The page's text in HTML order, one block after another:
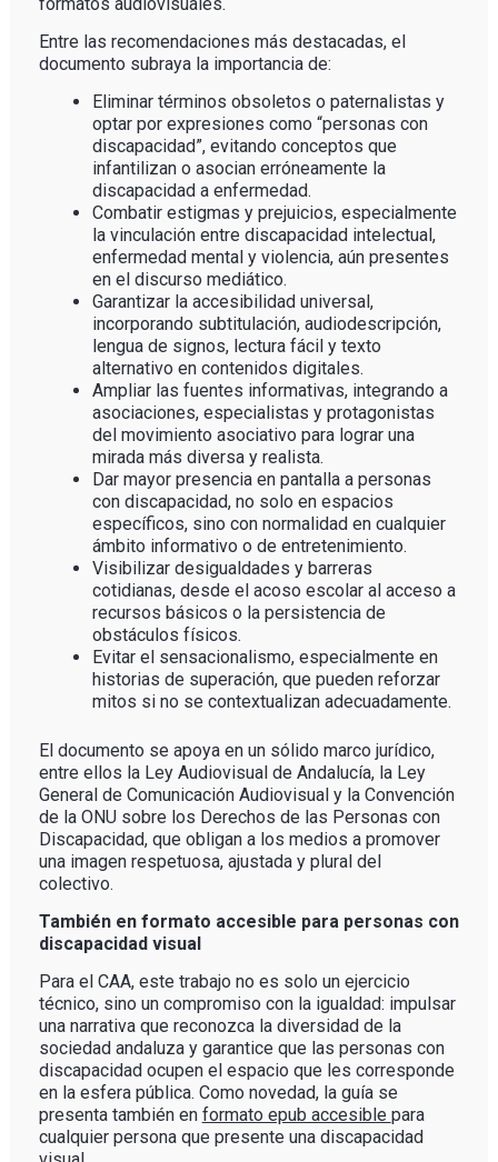
Entre las recomendaciones más destacadas, el
documento subraya la importancia de:
Eliminar términos obsoletos o paternalistas y
optar por expresiones como “personas con
discapacidad”, evitando conceptos que
infantilizan o asocian erróneamente la
discapacidad a enfermedad.
Combatir estigmas y prejuicios, especialmente
la vinculación entre discapacidad intelectual,
enfermedad mental y violencia, aún presentes
en el discurso mediático.
Garantizar la accesibilidad universal,
incorporando subtitulación, audiodescripción,
lengua de signos, lectura fácil y texto
alternativo en contenidos digitales.
Ampliar las fuentes informativas, integrando a
asociaciones, especialistas y protagonistas
del movimiento asociativo para lograr una
mirada más diversa y realista.
Dar mayor presencia en pantalla a personas
con discapacidad, no solo en espacios
específicos, sino con normalidad en cualquier
ámbito informativo o de entretenimiento.
Visibilizar desigualdades y barreras
cotidianas, desde el acoso escolar al acceso a
recursos básicos o la persistencia de
obstáculos físicos.
Evitar el sensacionalismo, especialmente en
historias de superación, que pueden reforzar
mitos si no se contextualizan adecuadamente.
El documento se apoya en un sólido marco jurídico,
entre ellos la Ley Audiovisual de Andalucía, la Ley
General de Comunicación Audiovisual y la Convención
de la ONU sobre los Derechos de las Personas con
Discapacidad, que obligan a los medios a promover
una imagen respetuosa, ajustada y plural del
colectivo.
También en formato accesible para personas con
discapacidad visual
Para el CAA, este trabajo no es solo un ejercicio
técnico, sino un compromiso con la igualdad: impulsar
una narrativa que reconozca la diversidad de la
sociedad andaluza y garantice que las personas con
discapacidad ocupen el espacio que les corresponde
en la esfera pública. Como novedad, la guía se
presenta también en formato epub accesible para
cualquier persona que presente una discapacidad